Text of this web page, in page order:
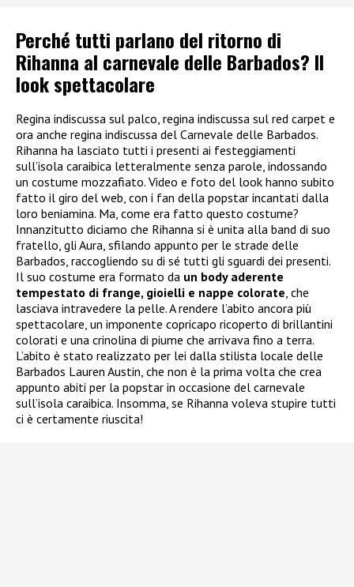
Perché tutti parlano del ritorno di
Rihanna al carnevale delle Barbados? Il
look spettacolare
Regina indiscussa sul palco, regina indiscussa sul red carpet e
ora anche regina indiscussa del Carnevale delle Barbados.
Rihanna ha lasciato tutti i presenti ai festeggiamenti
sull’isola caraibica letteralmente senza parole, indossando
un costume mozzafiato. Video e foto del look hanno subito
fatto il giro del web, con i fan della popstar incantati dalla
loro beniamina. Ma, come era fatto questo costume?
Innanzitutto diciamo che Rihanna si è unita alla band di suo
fratello, gli Aura, sfilando appunto per le strade delle
Barbados, raccogliendo su di sé tutti gli sguardi dei presenti.
Il suo costume era formato da un body aderente
tempestato di frange, gioielli e nappe colorate , che
lasciava intravedere la pelle. A rendere l’abito ancora più
spettacolare, un imponente copricapo ricoperto di brillantini
colorati e una crinolina di piume che arrivava fino a terra.
L’abito è stato realizzato per lei dalla stilista locale delle
Barbados Lauren Austin, che non è la prima volta che crea
appunto abiti per la popstar in occasione del carnevale
sull’isola caraibica. Insomma, se Rihanna voleva stupire tutti
ci è certamente riuscita!